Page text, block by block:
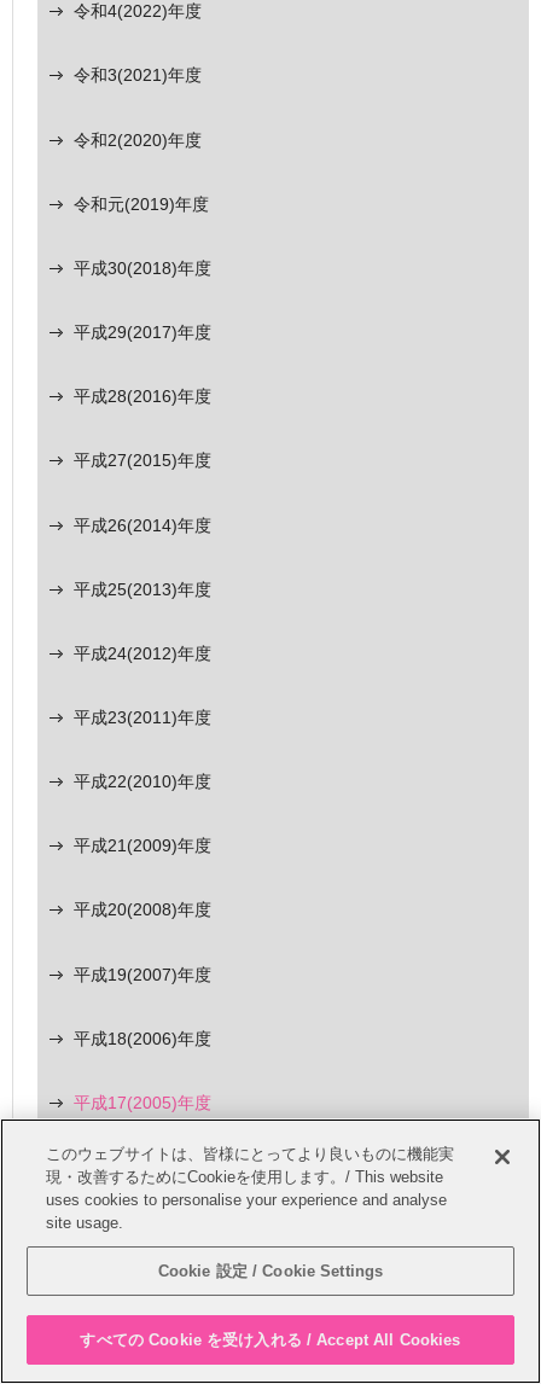
令和4(2022)年度
令和3(2021)年度
令和2(2020)年度
令和元(2019)年度
平成30(2018)年度
平成29(2017)年度
平成28(2016)年度
平成27(2015)年度
平成26(2014)年度
平成25(2013)年度
平成24(2012)年度
平成23(2011)年度
平成22(2010)年度
平成21(2009)年度
平成20(2008)年度
平成19(2007)年度
平成18(2006)年度
平成17(2005)年度
平成16(2004)年度
平成15(2003)年度
平成14(2002)年度
このウェブサイトは、皆様にとってより良いものに機能実
現・改善するためにCookieを使用します。/ This website
uses cookies to personalise your experience and analyse
site usage.
Cookie 設定 / Cookie Settings
すべての Cookie を受け入れる / Accept All Cookies